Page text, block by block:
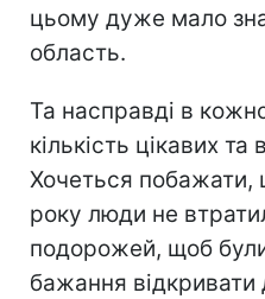
цьому дуже мало
область.
Та насправді в
кількість цікавих
Хочеться побажати,
року люди не
подорожей, щоб були
бажання відкривати